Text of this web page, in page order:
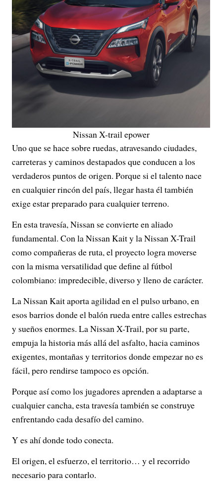
Nissan X-trail epower
Uno que se hace sobre ruedas, atravesando ciudades,
carreteras y caminos destapados que conducen a los
verdaderos puntos de origen. Porque si el talento nace
en cualquier rincón del país, llegar hasta él también
exige estar preparado para cualquier terreno.
En esta travesía, Nissan se convierte en aliado
fundamental. Con la Nissan Kait y la Nissan X-Trail
como compañeras de ruta, el proyecto logra moverse
con la misma versatilidad que define al fútbol
colombiano: impredecible, diverso y lleno de carácter.
La Nissan Kait aporta agilidad en el pulso urbano, en
esos barrios donde el balón rueda entre calles estrechas
y sueños enormes. La Nissan X-Trail, por su parte,
empuja la historia más allá del asfalto, hacia caminos
exigentes, montañas y territorios donde empezar no es
fácil, pero rendirse tampoco es opción.
Porque así como los jugadores aprenden a adaptarse a
cualquier cancha, esta travesía también se construye
enfrentando cada desafío del camino.
Y es ahí donde todo conecta.
El origen, el esfuerzo, el territorio… y el recorrido
necesario para contarlo.